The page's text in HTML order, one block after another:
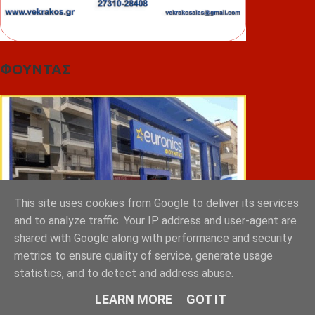
ΦΟΥΝΤΑΣ
ΣΠΥΡΑΚΗΣ ΠΑΝΑΓΙΩΤΗΣ & YIOI ΣΠΑΡΤΗ
This site uses cookies from Google to deliver its services
and to analyze traffic. Your IP address and user-agent are
shared with Google along with performance and security
metrics to ensure quality of service, generate usage
statistics, and to detect and address abuse.
LEARN MORE GOT IT